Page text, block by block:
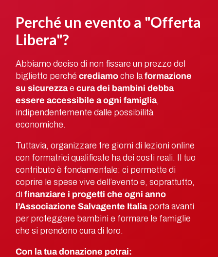
Perché un evento a "Offerta
Libera"?
Abbiamo deciso di non fissare un prezzo del
biglietto perchécrediamo che laformazione
su sicurezzaecura dei bambini debba
essere accessibile a ogni famiglia,
indipendentemente dalle possibilità
economiche.
Tuttavia, organizzare tre giorni di lezioni online
con formatrici qualificate ha dei costi reali. Il tuo
contributo è fondamentale: ci permette di
coprire le spese vive dell’evento e, soprattutto,
difinanziare i progetti che ogni anno
l’Associazione Salvagente Italiaporta avanti
per proteggere bambini e formare le famiglie
che si prendono cura di loro.
Con la tua donazione potrai: